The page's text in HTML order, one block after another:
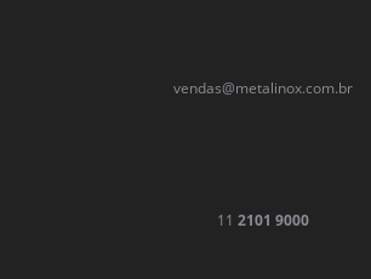
vendas@metalinox.com.br
11 2101 9000